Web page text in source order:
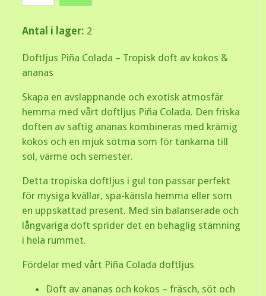
Antal i lager: 2
Doftljus Piña Colada – Tropisk doft av kokos &
ananas
Skapa en avslappnande och exotisk atmosfär
hemma med vårt doftljus Piña Colada. Den friska
doften av saftig ananas kombineras med krämig
kokos och en mjuk sötma som för tankarna till
sol, värme och semester.
Detta tropiska doftljus i gul ton passar perfekt
för mysiga kvällar, spa-känsla hemma eller som
en uppskattad present. Med sin balanserade och
långvariga doft sprider det en behaglig stämning
i hela rummet.
Fördelar med vårt Piña Colada doftljus
Doft av ananas och kokos – fräsch, söt och